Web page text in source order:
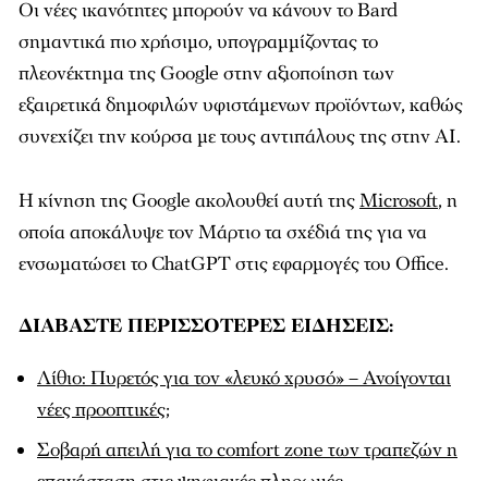
Οι νέες ικανότητες μπορούν να κάνουν το Bard
σημαντικά πιο χρήσιμο, υπογραμμίζοντας το
πλεονέκτημα της Google στην αξιοποίηση των
εξαιρετικά δημοφιλών υφιστάμενων προϊόντων, καθώς
συνεχίζει την κούρσα με τους αντιπάλους της στην AI.
Η κίνηση της Google ακολουθεί αυτή τηςMicrosoft, η
οποία αποκάλυψε τον Μάρτιο τα σχέδιά της για να
ενσωματώσει το ChatGPT στις εφαρμογές του Office.
ΔΙΑΒΑΣΤΕ ΠΕΡΙΣΣΟΤΕΡΕΣ ΕΙΔΗΣΕΙΣ:
Λίθιο: Πυρετός για τον «λευκό χρυσό» – Ανοίγονται
νέες προοπτικές;
Σοβαρή απειλή για το comfort zone των τραπεζών η